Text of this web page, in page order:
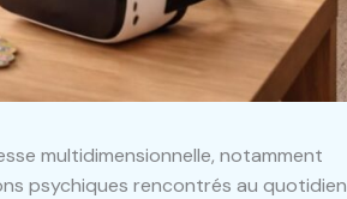
multidimensionnelle, notamment
psychiques rencontrés au quotidien